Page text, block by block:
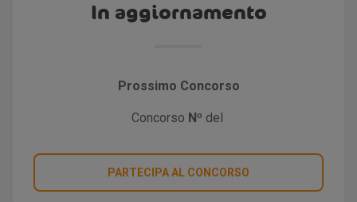
In aggiornamento
Prossimo Concorso
Concorso Nº del
PARTECIPA AL CONCORSO